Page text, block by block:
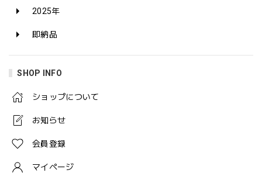
2025年
即納品
SHOP INFO
ショップについて
お知らせ
会員登録
マイページ